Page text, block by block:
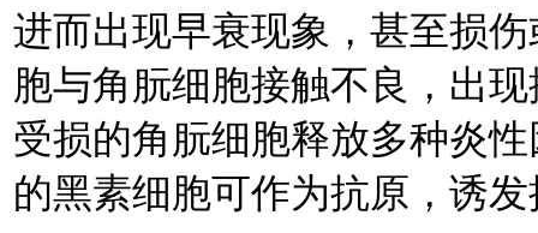
进而出现早衰现象，甚至损
胞与角朊细胞接触不良，出
受损的角朊细胞释放多种炎
的黑素细胞可作为抗原，诱